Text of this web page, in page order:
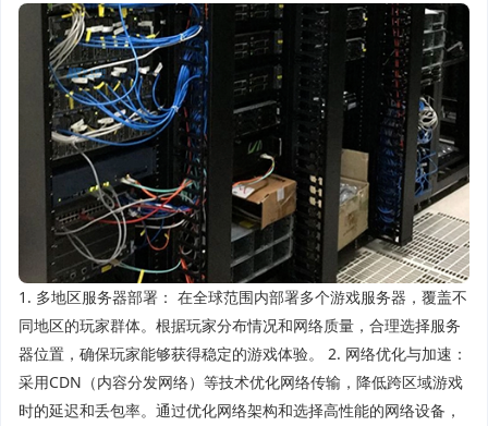
1. 多地区服务器部署： 在全球范围内部署多个游戏服务器，覆盖不
同地区的玩家群体。根据玩家分布情况和网络质量，合理选择服务
器位置，确保玩家能够获得稳定的游戏体验。 2. 网络优化与加速：
采用CDN（内容分发网络）等技术优化网络传输，降低跨区域游戏
时的延迟和丢包率。通过优化网络架构和选择高性能的网络设备，